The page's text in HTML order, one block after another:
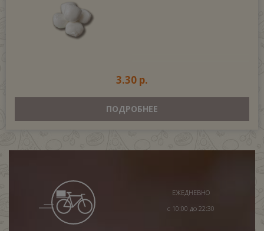
3.30 р.
ПОДРОБНЕЕ
ЕЖЕДНЕВНО
с 10:00 до 22:30